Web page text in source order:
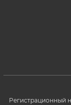
Регистрационный